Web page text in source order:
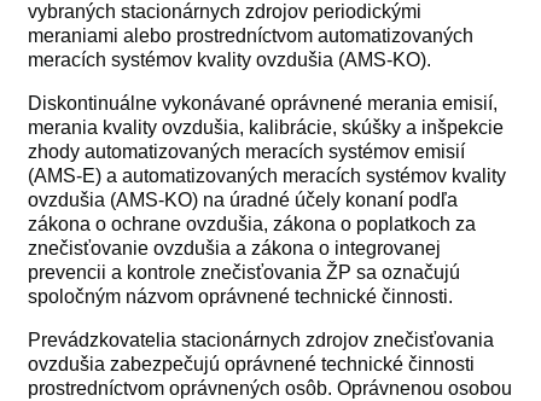
vybraných stacionárnych zdrojov periodickými
meraniami alebo prostredníctvom automatizovaných
meracích systémov kvality ovzdušia (AMS-KO).
Diskontinuálne vykonávané oprávnené merania emisií,
merania kvality ovzdušia, kalibrácie, skúšky a inšpekcie
zhody automatizovaných meracích systémov emisií
(AMS-E) a automatizovaných meracích systémov kvality
ovzdušia (AMS-KO) na úradné účely konaní podľa
zákona o ochrane ovzdušia, zákona o poplatkoch za
znečisťovanie ovzdušia a zákona o integrovanej
prevencii a kontrole znečisťovania ŽP sa označujú
spoločným názvom oprávnené technické činnosti.
Prevádzkovatelia stacionárnych zdrojov znečisťovania
ovzdušia zabezpečujú oprávnené technické činnosti
prostredníctvom oprávnených osôb. Oprávnenou osobou